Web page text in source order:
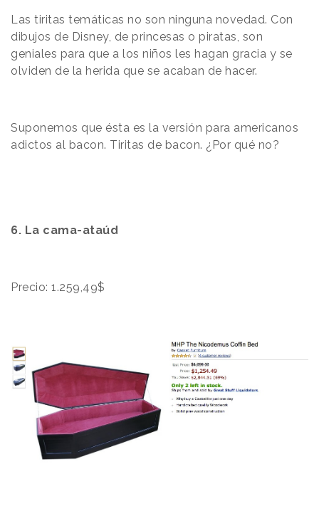
Las tiritas temáticas no son ninguna novedad. Con
dibujos de Disney, de princesas o piratas, son
geniales para que a los niños les hagan gracia y se
olviden de la herida que se acaban de hacer.
Suponemos que ésta es la versión para americanos
adictos al bacon. Tiritas de bacon. ¿Por qué no?
6. La cama-ataúd
Precio: 1.259,49$